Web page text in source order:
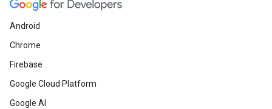
Android
Chrome
Firebase
Google Cloud Platform
Google AI